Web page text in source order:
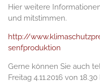
Hier weitere
und mitstimmen.
http://
senfproduktion
Gerne können Sie auch
Freitag 4.11.2016 von